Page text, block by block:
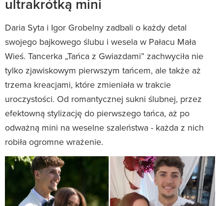
Daria Syta i Igor Grobelny zadbali o każdy detal
swojego bajkowego ślubu i wesela w Pałacu Mała
Wieś. Tancerka „Tańca z Gwiazdami” zachwyciła nie
tylko zjawiskowym pierwszym tańcem, ale także aż
trzema kreacjami, które zmieniała w trakcie
uroczystości. Od romantycznej sukni ślubnej, przez
efektowną stylizację do pierwszego tańca, aż po
odważną mini na weselne szaleństwa - każda z nich
robiła ogromne wrażenie.